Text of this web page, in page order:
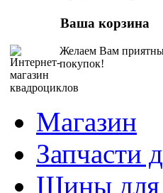
Ваша корзина
Желаем Вам
покупок!
Магазин
Запчасти
Шины для